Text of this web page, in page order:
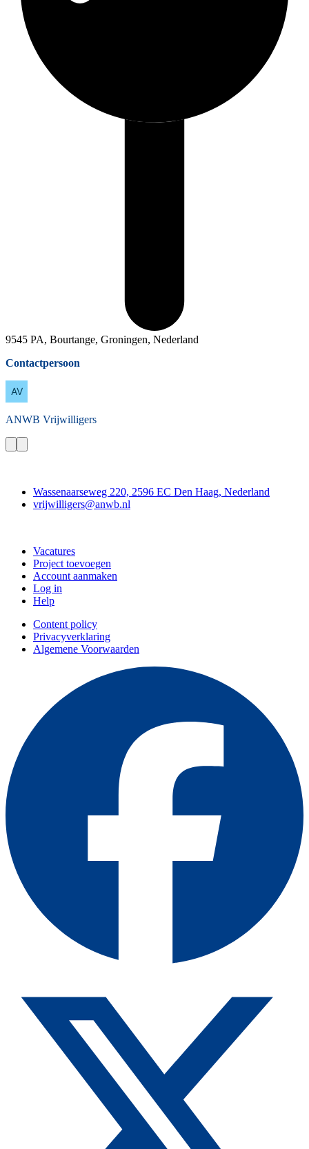
9545 PA, Bourtange, Groningen, Nederland
Contactpersoon
ANWB Vrijwilligers
Wassenaarseweg 220, 2596 EC Den Haag, Nederland
vrijwilligers@anwb.nl
Vacatures
Project toevoegen
Account aanmaken
Log in
Help
Content policy
Privacyverklaring
Algemene Voorwaarden